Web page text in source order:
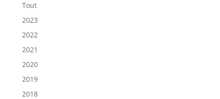
Tout
2023
2022
2021
2020
2019
2018